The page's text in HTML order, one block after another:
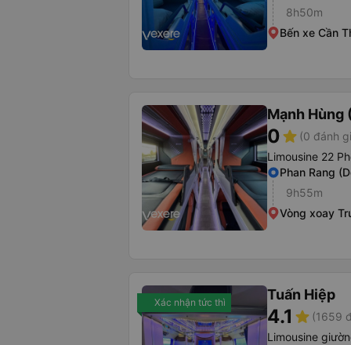
8h50m
Bến xe Cần
Mạnh Hùng
0star (0 đánh
Limousine 22
Phan Rang
9h55m
Vòng xoay
Xác nhận tức thì Tuấn Hiệp
4.1 star (1659
Limousine